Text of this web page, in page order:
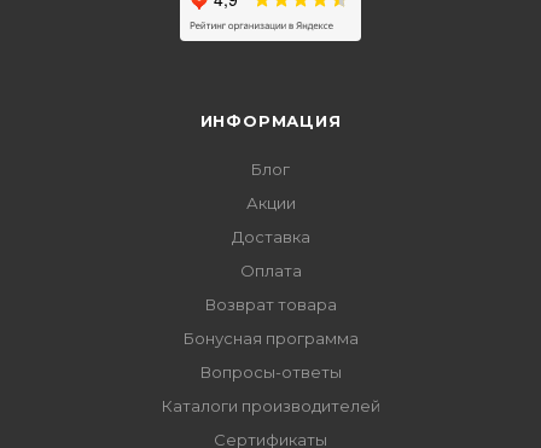
ИНФОРМАЦИЯ
Блог
Акции
Доставка
Оплата
Возврат товара
Бонусная программа
Вопросы-ответы
Каталоги производителей
Сертификаты